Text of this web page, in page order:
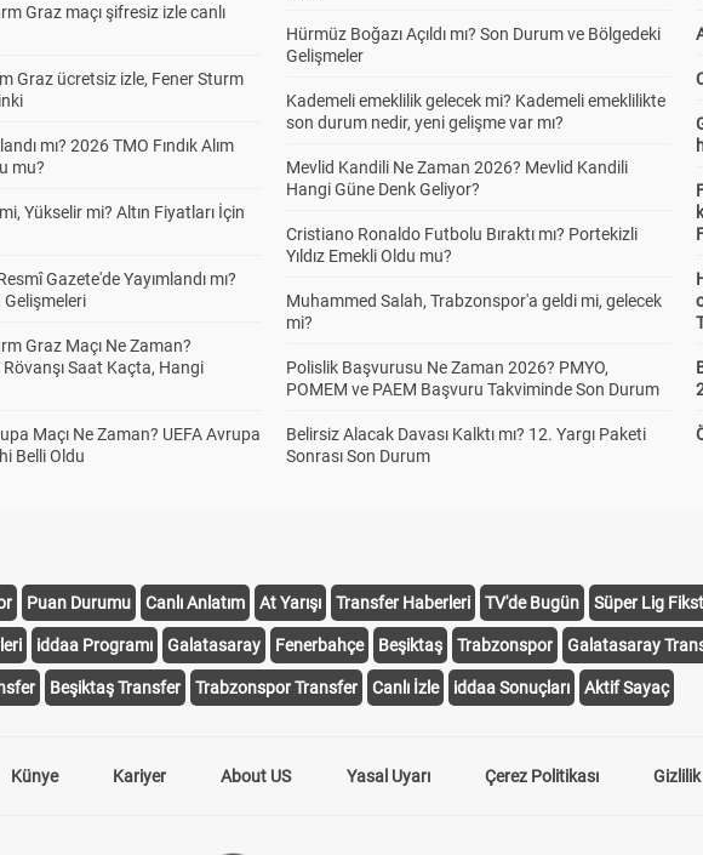
Graz maçı şifresiz izle canlı
Graz ücretsiz izle, Fener Sturm
mı? 2026 TMO Fındık Alım
mu?
Yükselir mi? Altın Fiyatları İçin
Gazete'de Yayımlandı mı?
Graz Maçı Ne Zaman?
Saat Kaçta, Hangi
Maçı Ne Zaman? UEFA Avrupa
Belli Oldu
Hürmüz Boğazı Açıldı mı? Son Durum ve Bölgedeki
Gelişmeler
Kademeli emeklilik gelecek mi? Kademeli emeklilikte
son durum nedir, yeni gelişme var mı?
Mevlid Kandili Ne Zaman 2026? Mevlid Kandili
Hangi Güne Denk Geliyor?
Cristiano Ronaldo Futbolu Bıraktı mı? Portekizli
Yıldız Emekli Oldu mu?
Muhammed Salah, Trabzonspor'a geldi mi, gelecek
mi?
Polislik Başvurusu Ne Zaman 2026? PMYO,
POMEM ve PAEM Başvuru Takviminde Son Durum
Belirsiz Alacak Davası Kalktı mı? 12. Yargı Paketi
Sonrası Son Durum
Puan Durumu Canlı Anlatım At Yarışı Transfer Haberleri TV'de Bugün Süper Lig
iddaa Programı Galatasaray Fenerbahçe Beşiktaş Trabzonspor Galatasaray
Beşiktaş Transfer Trabzonspor Transfer Canlı İzle iddaa Sonuçları Aktif Sayaç
Künye Kariyer About US Yasal Uyarı Çerez Politikası